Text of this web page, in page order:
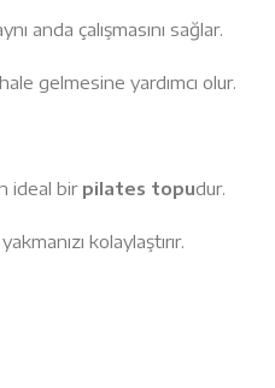
anda çalışmasını sağlar.
gelmesine yardımcı olur.
ideal bir pilates topudur.
kolaylaştırır.